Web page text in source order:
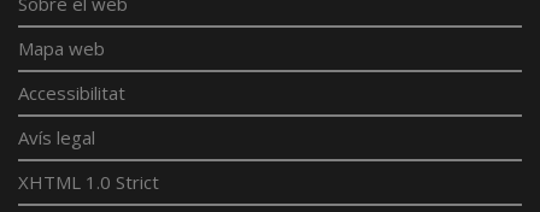
Mapa web
Accessibilitat
Avís legal
XHTML 1.0 Strict